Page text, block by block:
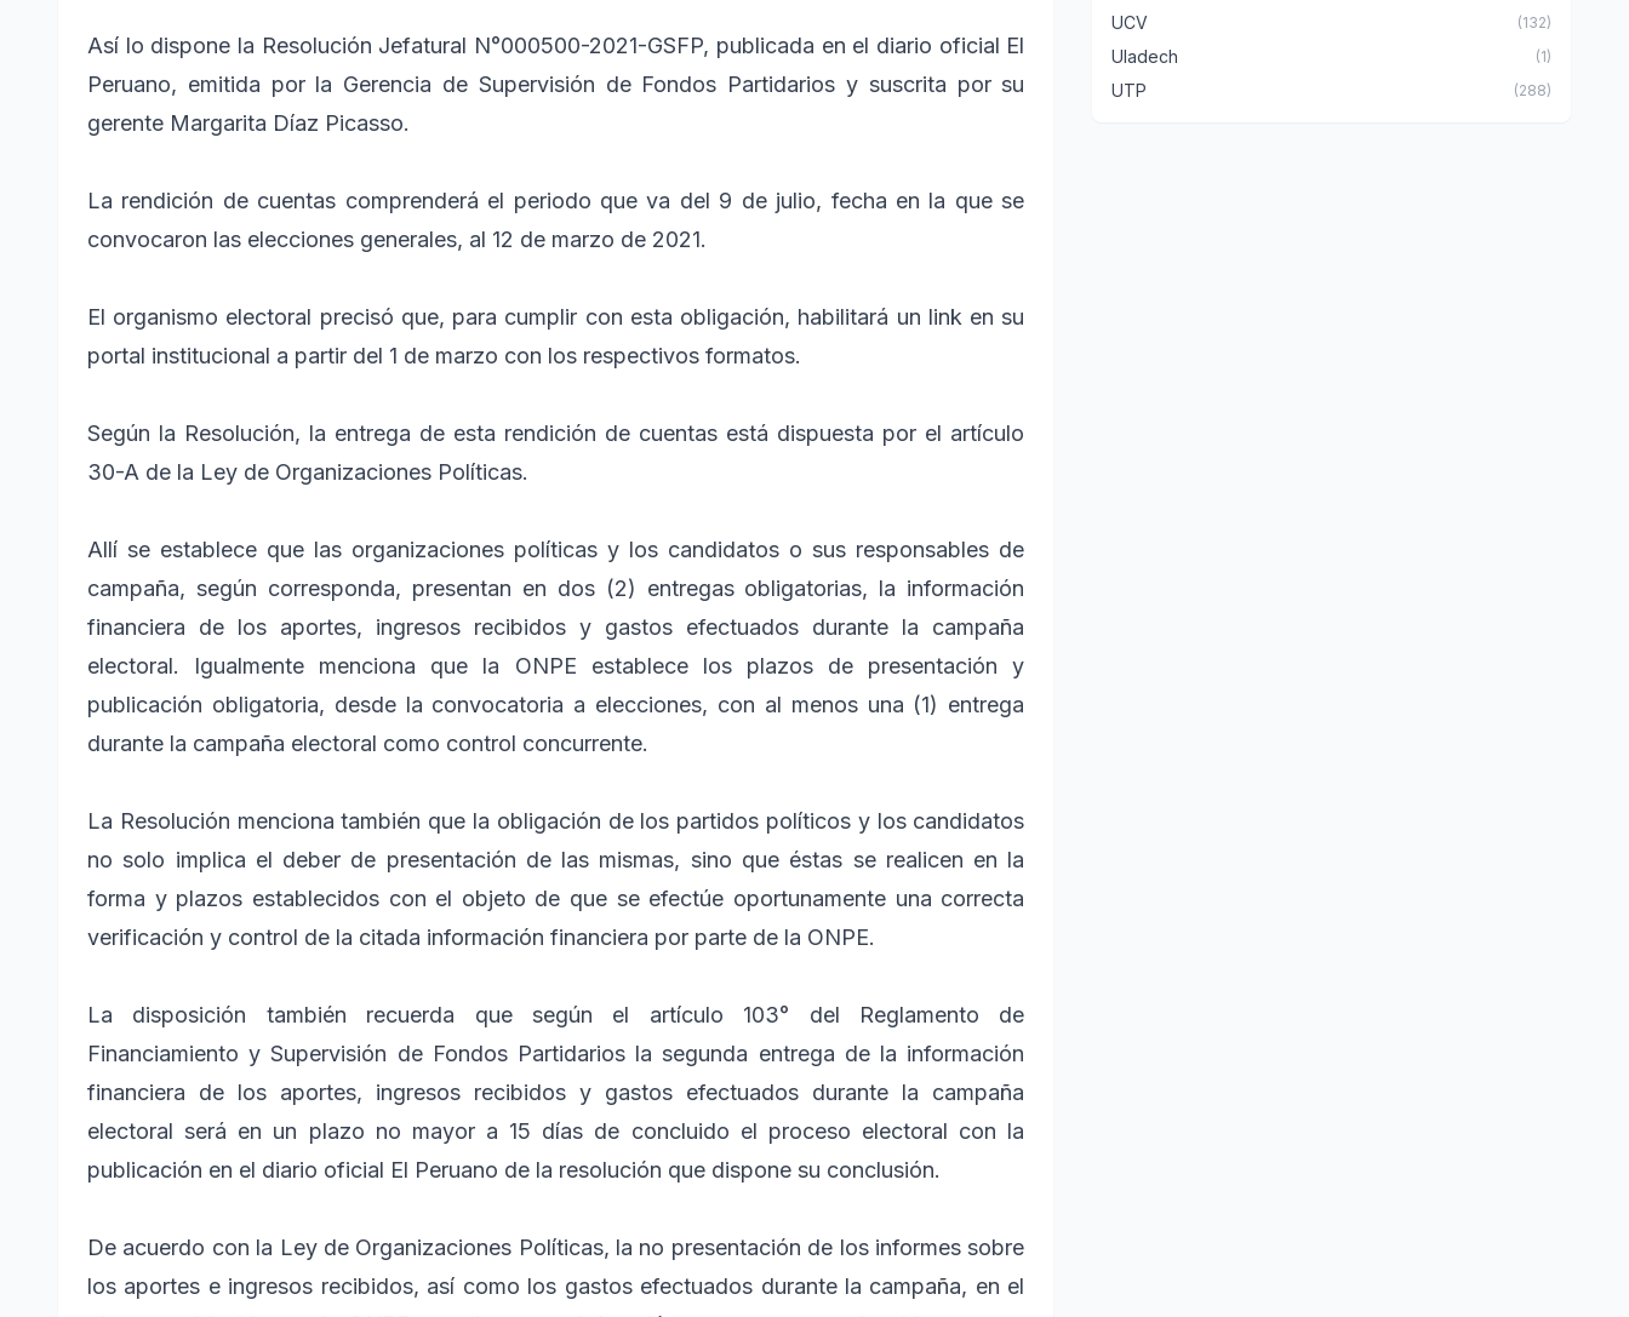
Así lo dispone la Resolución Jefatural N°000500-2021-GSFP, publicada en el diario oficial El
Peruano, emitida por la Gerencia de Supervisión de Fondos Partidarios y suscrita por su
gerente Margarita Díaz Picasso.
La rendición de cuentas comprenderá el periodo que va del 9 de julio, fecha en la que se
convocaron las elecciones generales, al 12 de marzo de 2021.
El organismo electoral precisó que, para cumplir con esta obligación, habilitará un link en su
portal institucional a partir del 1 de marzo con los respectivos formatos.
Según la Resolución, la entrega de esta rendición de cuentas está dispuesta por el artículo
30-A de la Ley de Organizaciones Políticas.
Allí se establece que las organizaciones políticas y los candidatos o sus responsables de
campaña, según corresponda, presentan en dos (2) entregas obligatorias, la información
financiera de los aportes, ingresos recibidos y gastos efectuados durante la campaña
electoral. Igualmente menciona que la ONPE establece los plazos de presentación y
publicación obligatoria, desde la convocatoria a elecciones, con al menos una (1) entrega
durante la campaña electoral como control concurrente.
La Resolución menciona también que la obligación de los partidos políticos y los candidatos
no solo implica el deber de presentación de las mismas, sino que éstas se realicen en la
forma y plazos establecidos con el objeto de que se efectúe oportunamente una correcta
verificación y control de la citada información financiera por parte de la ONPE.
La disposición también recuerda que según el artículo 103° del Reglamento de
Financiamiento y Supervisión de Fondos Partidarios la segunda entrega de la información
financiera de los aportes, ingresos recibidos y gastos efectuados durante la campaña
electoral será en un plazo no mayor a 15 días de concluido el proceso electoral con la
publicación en el diario oficial El Peruano de la resolución que dispone su conclusión.
De acuerdo con la Ley de Organizaciones Políticas, la no presentación de los informes sobre
los aportes e ingresos recibidos, así como los gastos efectuados durante la campaña, en el
UCV (132)
Uladech (1)
UTP (288)